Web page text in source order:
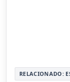
RELACIONADO: